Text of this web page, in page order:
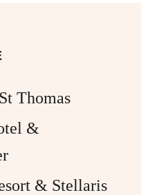
Thomas
&
& Stellaris